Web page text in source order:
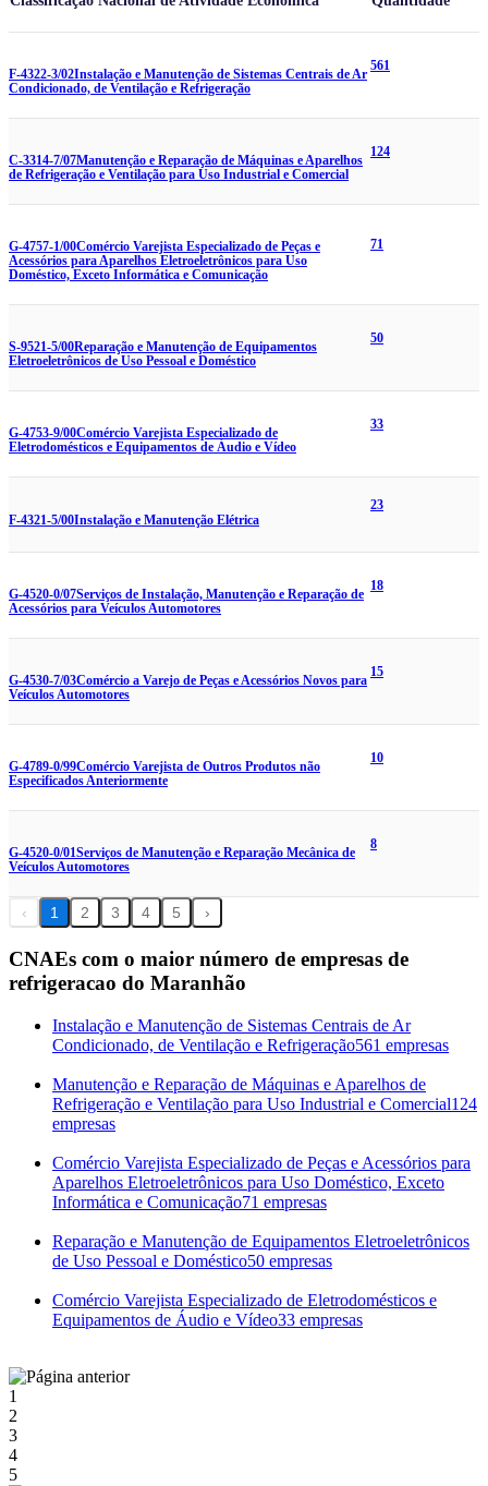
F-4322-3/02Instalação e Manutenção de Sistemas Centrais de Ar
Condicionado, de Ventilação e Refrigeração
561
C-3314-7/07Manutenção e Reparação de Máquinas e Aparelhos
de Refrigeração e Ventilação para Uso Industrial e Comercial
124
G-4757-1/00Comércio Varejista Especializado de Peças e
Acessórios para Aparelhos Eletroeletrônicos para Uso
Doméstico, Exceto Informática e Comunicação
71
S-9521-5/00Reparação e Manutenção de Equipamentos
Eletroeletrônicos de Uso Pessoal e Doméstico
50
G-4753-9/00Comércio Varejista Especializado de
Eletrodomésticos e Equipamentos de Áudio e Vídeo
33
F-4321-5/00Instalação e Manutenção Elétrica
23
G-4520-0/07Serviços de Instalação, Manutenção e Reparação de
Acessórios para Veículos Automotores
18
G-4530-7/03Comércio a Varejo de Peças e Acessórios Novos para
Veículos Automotores
15
G-4789-0/99Comércio Varejista de Outros Produtos não
Especificados Anteriormente
10
G-4520-0/01Serviços de Manutenção e Reparação Mecânica de
Veículos Automotores
8
‹ 1 2 3 4 5 ›
CNAEs com o maior número de empresas de
refrigeracao do Maranhão
Instalação e Manutenção de Sistemas Centrais de Ar
Condicionado, de Ventilação e Refrigeração561 empresas
Manutenção e Reparação de Máquinas e Aparelhos de
Refrigeração e Ventilação para Uso Industrial e Comercial124
empresas
Comércio Varejista Especializado de Peças e Acessórios para
Aparelhos Eletroeletrônicos para Uso Doméstico, Exceto
Informática e Comunicação71 empresas
Reparação e Manutenção de Equipamentos Eletroeletrônicos
de Uso Pessoal e Doméstico50 empresas
Comércio Varejista Especializado de Eletrodomésticos e
Equipamentos de Áudio e Vídeo33 empresas
1
2
3
4
5